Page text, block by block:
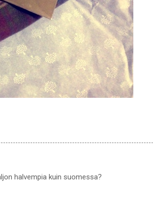
halvempia kuin suomessa?